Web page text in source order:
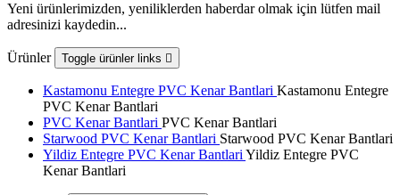
Yeni ürünlerimizden, yeniliklerden haberdar olmak için lütfen mail
adresinizi kaydedin...
Ürünler Toggle ürünler links 
Kastamonu Entegre PVC Kenar Bantlari Kastamonu Entegre
PVC Kenar Bantlari
PVC Kenar Bantlari PVC Kenar Bantlari
Starwood PVC Kenar Bantlari Starwood PVC Kenar Bantlari
Yildiz Entegre PVC Kenar Bantlari Yildiz Entegre PVC
Kenar Bantlari